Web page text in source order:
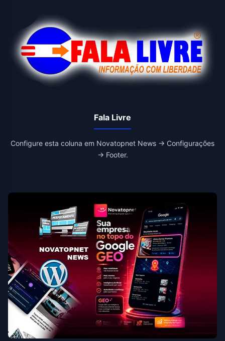
Fala Livre
Configure esta coluna em Novatopnet News → Configurações
→ Footer.